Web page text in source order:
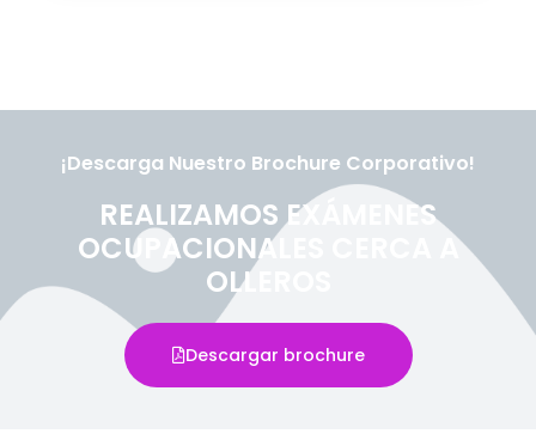
¡Descarga Nuestro Brochure Corporativo!
REALIZAMOS EXÁMENES
OCUPACIONALES CERCA A
OLLEROS
Descargar brochure